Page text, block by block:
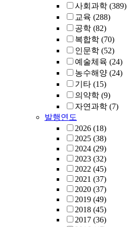
사회과학 (389)
교육 (288)
공학 (82)
복합학 (70)
인문학 (52)
예술체육 (24)
농수해양 (24)
기타 (15)
의약학 (9)
자연과학 (7)
발행연도
2026 (18)
2025 (38)
2024 (29)
2023 (32)
2022 (45)
2021 (37)
2020 (37)
2019 (49)
2018 (45)
2017 (36)